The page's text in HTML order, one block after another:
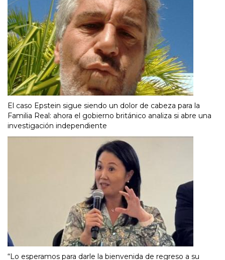
El caso Epstein sigue siendo un dolor de cabeza para la
Familia Real: ahora el gobierno británico analiza si abre una
investigación independiente
“Lo esperamos para darle la bienvenida de regreso a su